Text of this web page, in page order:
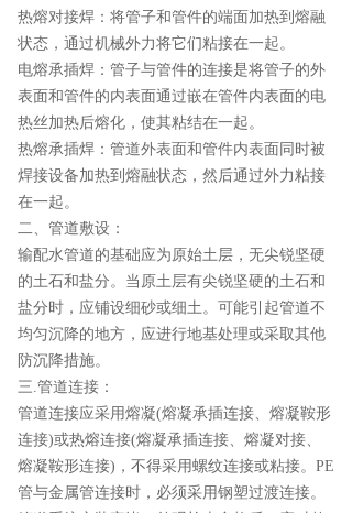
热熔对接焊：将管子和管件的端面加热到熔融
状态，通过机械外力将它们粘接在一起。
电熔承插焊：管子与管件的连接是将管子的外
表面和管件的内表面通过嵌在管件内表面的电
热丝加热后熔化，使其粘结在一起。
热熔承插焊：管道外表面和管件内表面同时被
焊接设备加热到熔融状态，然后通过外力粘接
在一起。
二、管道敷设：
输配水管道的基础应为原始土层，无尖锐坚硬
的土石和盐分。当原土层有尖锐坚硬的土石和
盐分时，应铺设细砂或细土。可能引起管道不
均匀沉降的地方，应进行地基处理或采取其他
防沉降措施。
三.管道连接：
管道连接应采用熔凝(熔凝承插连接、熔凝鞍形
连接)或热熔连接(熔凝承插连接、熔凝对接、
熔凝鞍形连接)，不得采用螺纹连接或粘接。PE
管与金属管连接时，必须采用钢塑过渡连接。